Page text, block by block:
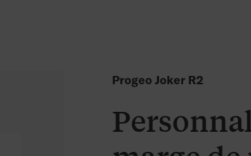
Progeo Joker R2